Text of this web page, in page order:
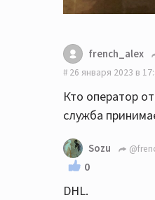
french_alex
26 января 2023 в
Кто оператор
служба
Sozu
0
DHL.